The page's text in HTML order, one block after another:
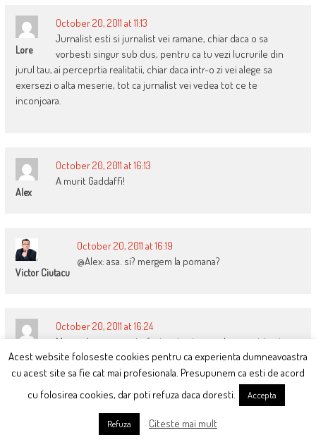
Lore
October 20, 2011 at 11:13
Jurnalist esti si jurnalist vei ramane, chiar daca o sa
vorbesti singur sub dus, pentru ca tu vezi lucrurile din
jurul tau, ai perceprtia realitatii, chiar daca intr-o zi vei alege sa
exersezi o alta meserie, tot ca jurnalist vei vedea tot ce te
inconjoara.
Alex
October 20, 2011 at 16:13
A murit Gaddaffi!
Victor Ciutacu
October 20, 2011 at 16:19
@Alex: asa. si? mergem la pomana?
Alex
October 20, 2011 at 16:24
Ma gandeam ca poate faci un topic nou despre viata si
moartea lui
October 20, 2011 at 16:50
Eu nu ma pricep, dar se mai face jurnalism in mass-
Acest website foloseste cookies pentru ca experienta dumneavoastra
cu acest site sa fie cat mai profesionala. Presupunem ca esti de acord
cu folosirea cookies, dar poti refuza daca doresti.
Accepta
Refuza Citeste mai mult